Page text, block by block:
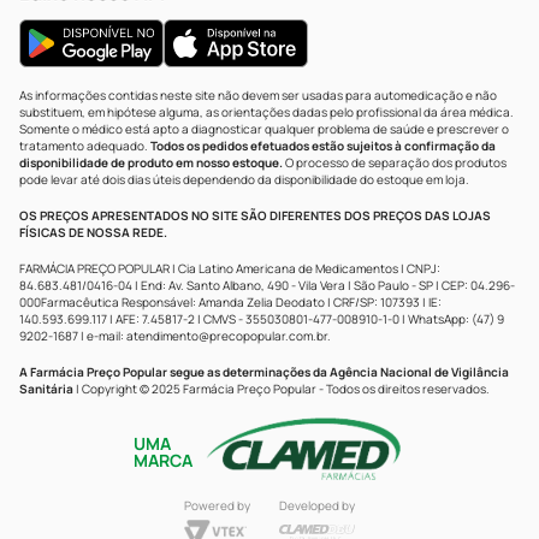
As informações contidas neste site não devem ser usadas para automedicação e não
substituem, em hipótese alguma, as orientações dadas pelo profissional da área médica.
Somente o médico está apto a diagnosticar qualquer problema de saúde e prescrever o
tratamento adequado. Todos os pedidos efetuados estão sujeitos à confirmação da
disponibilidade de produto em nosso estoque.O processo de separação dos produtos
pode levar até dois dias úteis dependendo da disponibilidade do estoque em loja.
OS PREÇOS APRESENTADOS NO SITE SÃO DIFERENTES DOS PREÇOS DAS LOJAS
FÍSICAS DE NOSSA REDE.
FARMÁCIA PREÇO POPULAR | Cia Latino Americana de Medicamentos | CNPJ:
84.683.481/0416-04 | End: Av. Santo Albano, 490 - Vila Vera | São Paulo - SP | CEP: 04.296-
000Farmacêutica Responsável: Amanda Zelia Deodato | CRF/SP: 107393 | IE:
140.593.699.117 | AFE: 7.45817-2 | CMVS - 355030801-477-008910-1-0 | WhatsApp: (47) 9
9202-1687 | e-mail: atendimento@precopopular.com.br.
A Farmácia Preço Popular segue as determinações da Agência Nacional de Vigilância
Sanitária | Copyright © 2025 Farmácia Preço Popular - Todos os direitos reservados.
UMA
MARCA
Powered by Developed by